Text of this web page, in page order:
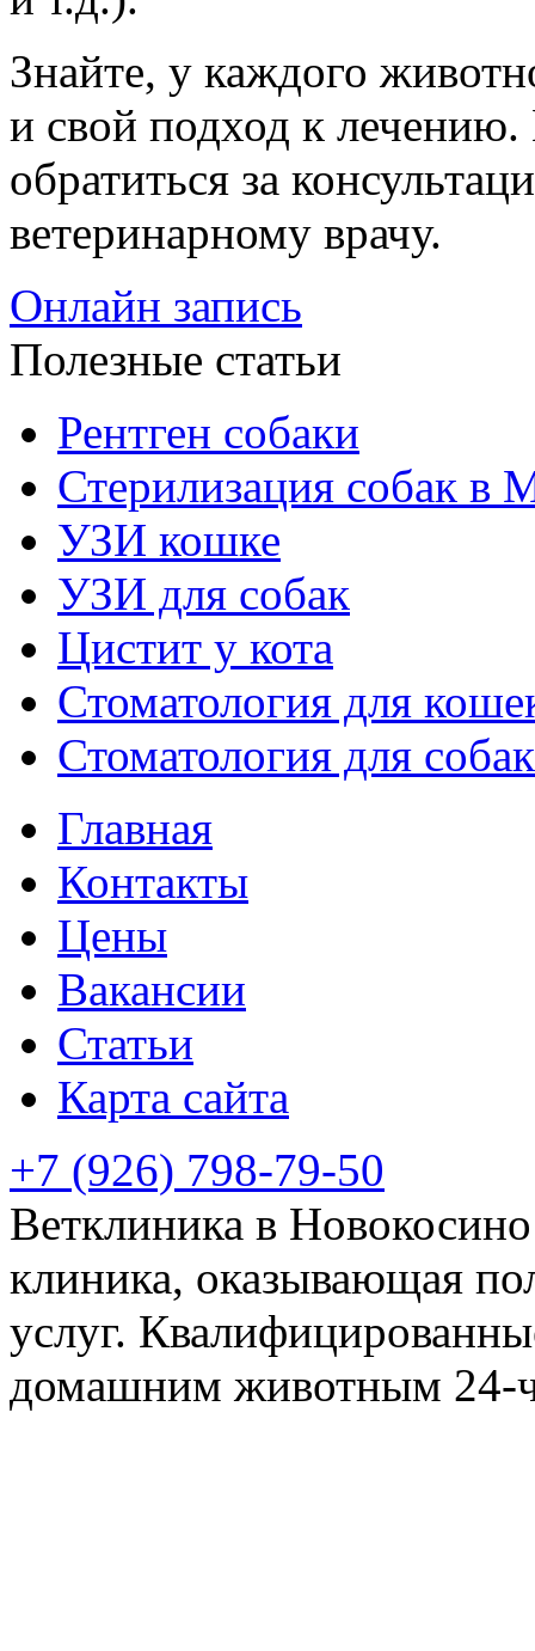
Знайте, у каждого
и свой подход к
обратиться за
ветеринарному врачу.
Онлайн запись
Полезные статьи
Рентген собаки
Стерилизация собак в
УЗИ кошке
УЗИ для собак
Цистит у кота
Стоматология для
Стоматология для собак
Главная
Контакты
Цены
Вакансии
Статьи
Карта сайта
+7 (926) 798-79-50
Ветклиника в
клиника, оказывающая
услуг.
домашним животным 24-